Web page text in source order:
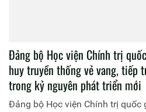
Đảng bộ Học viện Chính trị
huy truyền thống vẻ vang, tiếp
trong kỷ nguyên phát triển mới
Đảng bộ Học viện Chính trị quốc